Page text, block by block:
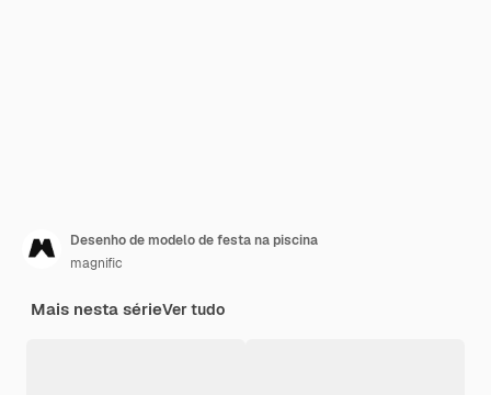
Desenho de modelo de festa na piscina
magnific
Mais nesta sérieVer tudo